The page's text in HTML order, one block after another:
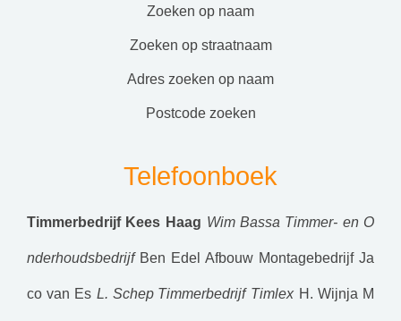
zoeken op naam
zoeken op straatnaam
adres zoeken op naam
postcode zoeken
Telefoonboek
Timmerbedrijf Kees Haag Wim Bassa Timmer- en O
nderhoudsbedrijf Ben Edel Afbouw Montagebedrijf Ja
co van Es L. Schep Timmerbedrijf Timlex H. Wijnja M